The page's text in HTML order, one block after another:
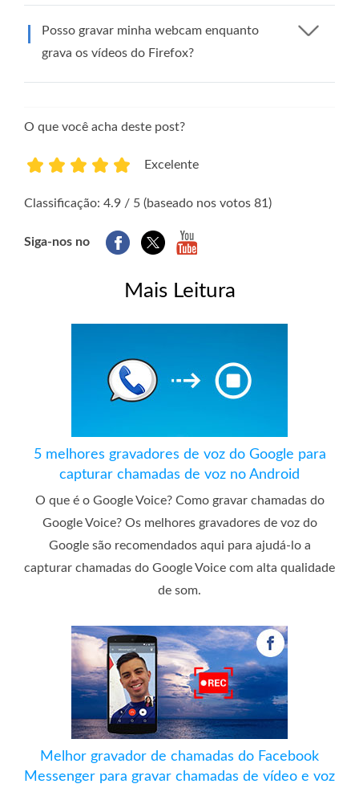
Posso gravar minha webcam enquanto
grava os vídeos do Firefox?
O que você acha deste post?
Excelente
Classificação: 4.9 / 5 (baseado nos votos 81)
Siga-nos no
Mais Leitura
5 melhores gravadores de voz do Google para
capturar chamadas de voz no Android
O que é o Google Voice? Como gravar chamadas do
Google Voice? Os melhores gravadores de voz do
Google são recomendados aqui para ajudá-lo a
capturar chamadas do Google Voice com alta qualidade
de som.
Melhor gravador de chamadas do Facebook
Messenger para gravar chamadas de vídeo e voz